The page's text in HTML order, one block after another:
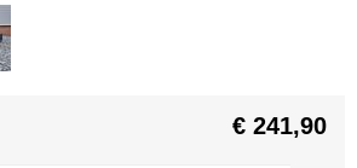
€ 241,90